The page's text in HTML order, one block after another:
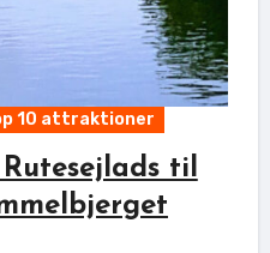
10 attraktioner
til